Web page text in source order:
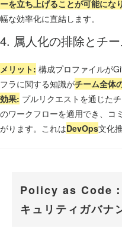
ーを立ち上げることが可能にな
幅な効率化に直結します。
4. 属人化の排除とチ
メリット: 構成プロファイルが
フラに関する知識がチーム全体
効果: プルリクエストを通じた
のワークフローを適用でき、コ
がります。これはDevOps文化
Policy as Code：
キュリティガバナ